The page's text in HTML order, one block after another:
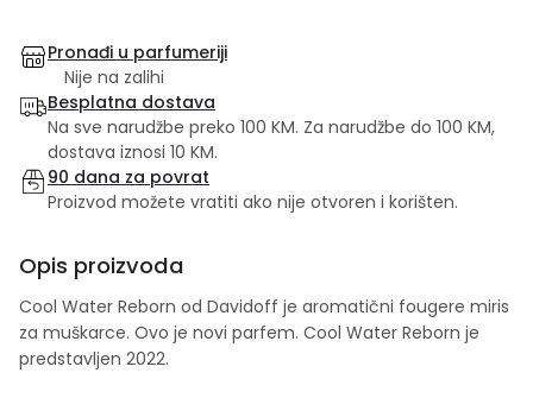
Pronađi u parfumeriji
Nije na zalihi
Besplatna dostava
Na sve narudžbe preko 100 KM. Za narudžbe do 100 KM,
dostava iznosi 10 KM.
90 dana za povrat
Proizvod možete vratiti ako nije otvoren i korišten.
Opis proizvoda
Cool Water Reborn od Davidoff je aromatični fougere miris
za muškarce. Ovo je novi parfem. Cool Water Reborn je
predstavljen 2022.